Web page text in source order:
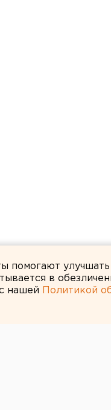
помогают улучшать
в
нашей
Политикой